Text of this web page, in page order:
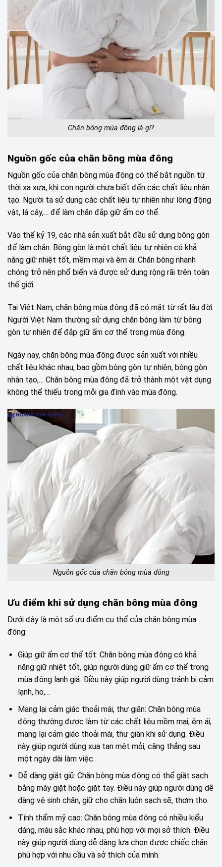
Chăn bông mùa đông là gì?
Nguồn gốc của chăn bông mùa đông
Nguồn gốc của chăn bông mùa đông có thể bắt nguồn từ
thời xa xưa, khi con người chưa biết đến các chất liệu nhân
tạo. Người ta sử dụng các chất liệu tự nhiên như lông động
vật, lá cây,… để làm chăn đắp giữ ấm cơ thể.
Vào thế kỷ 19, các nhà sản xuất bắt đầu sử dụng bông gòn
để làm chăn. Bông gòn là một chất liệu tự nhiên có khả
năng giữ nhiệt tốt, mềm mại và êm ái. Chăn bông nhanh
chóng trở nên phổ biến và được sử dụng rộng rãi trên toàn
thế giới.
Tại Việt Nam, chăn bông mùa đông đã có mặt từ rất lâu đời.
Người Việt Nam thường sử dụng chăn bông làm từ bông
gòn tự nhiên để đắp giữ ấm cơ thể trong mùa đông.
Ngày nay, chăn bông mùa đông được sản xuất với nhiều
chất liệu khác nhau, bao gồm bông gòn tự nhiên, bông gòn
nhân tạo,… Chăn bông mùa đông đã trở thành một vật dụng
không thể thiếu trong mỗi gia đình vào mùa đông.
Nguồn gốc của chăn bông mùa đông
Ưu điểm khi sử dụng chăn bông mùa đông
Dưới đây là một số ưu điểm cụ thể của chăn bông mùa
đông:
Giúp giữ ấm cơ thể tốt: Chăn bông mùa đông có khả
năng giữ nhiệt tốt, giúp người dùng giữ ấm cơ thể trong
mùa đông lạnh giá. Điều này giúp người dùng tránh bị cảm
lạnh, ho,…
Mang lại cảm giác thoải mái, thư giãn: Chăn bông mùa
đông thường được làm từ các chất liệu mềm mại, êm ái,
mang lại cảm giác thoải mái, thư giãn khi sử dụng. Điều
này giúp người dùng xua tan mệt mỏi, căng thẳng sau
một ngày dài làm việc.
Dễ dàng giặt giũ: Chăn bông mùa đông có thể giặt sạch
bằng máy giặt hoặc giặt tay. Điều này giúp người dùng dễ
dàng vệ sinh chăn, giữ cho chăn luôn sạch sẽ, thơm tho.
Tính thẩm mỹ cao: Chăn bông mùa đông có nhiều kiểu
dáng, màu sắc khác nhau, phù hợp với mọi sở thích. Điều
này giúp người dùng dễ dàng lựa chọn được chiếc chăn
phù hợp với nhu cầu và sở thích của mình.